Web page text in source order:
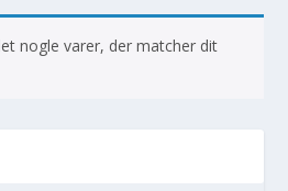
nogle varer, der matcher dit